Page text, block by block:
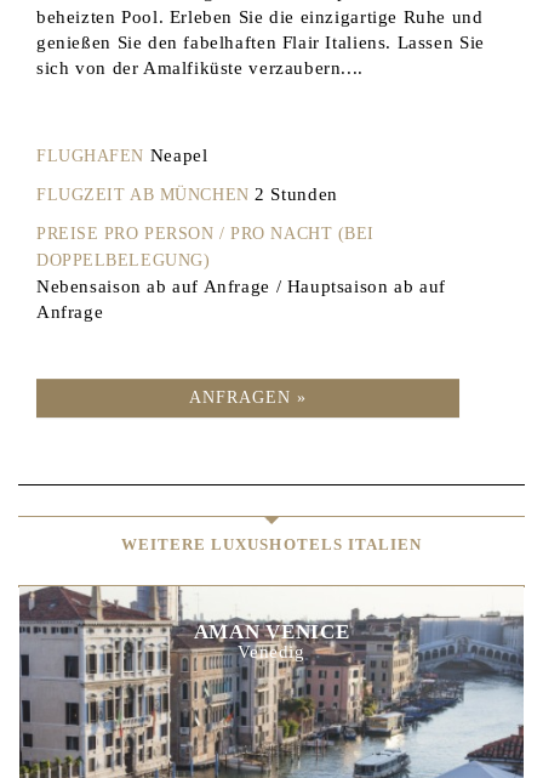
beheizten Pool. Erleben Sie die einzigartige Ruhe und
genießen Sie den fabelhaften Flair Italiens. Lassen Sie
sich von der Amalfiküste verzaubern....
FLUGHAFEN Neapel
FLUGZEIT AB MÜNCHEN 2 Stunden
PREISE PRO PERSON / PRO NACHT (BEI
DOPPELBELEGUNG)
Nebensaison ab auf Anfrage / Hauptsaison ab auf
Anfrage
ANFRAGEN »
WEITERE LUXUSHOTELS ITALIEN
AMAN VENICE
Venedig